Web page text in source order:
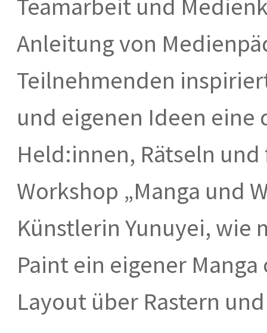
Teamarbeit und
Anleitung von
Teilnehmenden
und eigenen Ideen
Held:innen, Rätseln
Workshop „Manga und
Künstlerin Yunuyei, wie
Paint ein eigener
Layout über Rastern